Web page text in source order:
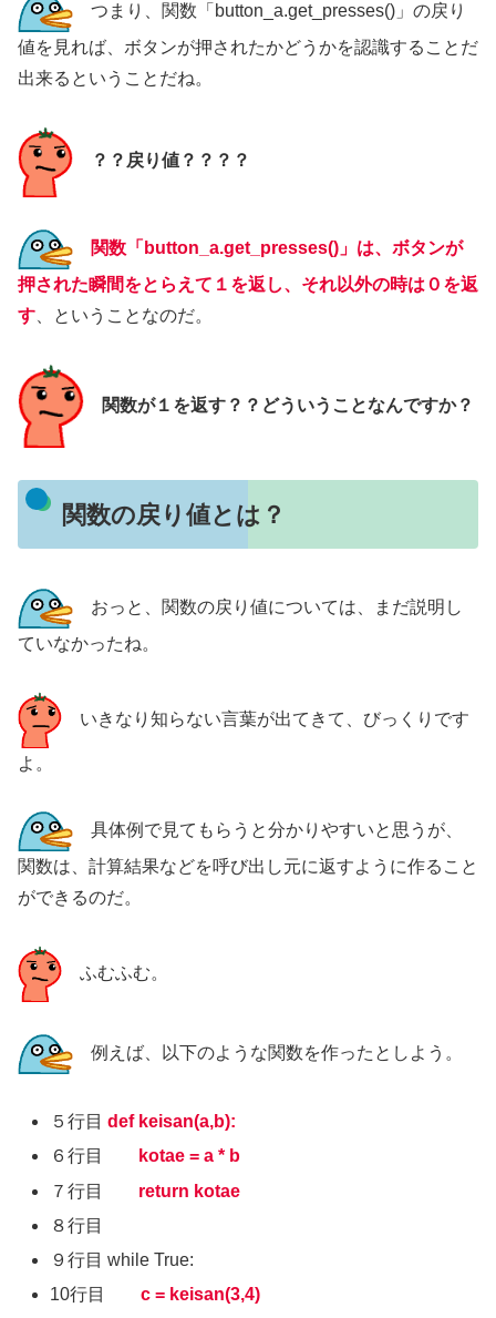
つまり、関数「button_a.get_presses()」の戻り
値を見れば、ボタンが押されたかどうかを認識することだ
出来るということだね。
？？戻り値？？？？
関数「button_a.get_presses()」は、ボタンが
押された瞬間をとらえて１を返し、それ以外の時は０を返
す 、ということなのだ。
関数が１を返す？？どういうことなんですか？
関数の戻り値とは？
おっと、関数の戻り値については、まだ説明し
ていなかったね。
いきなり知らない言葉が出てきて、びっくりです
よ。
具体例で見てもらうと分かりやすいと思うが、
関数は、計算結果などを呼び出し元に返すように作ること
ができるのだ。
ふむふむ。
例えば、以下のような関数を作ったとしよう。
５行目def keisan(a,b):
６行目
kotae = a * b
７行目 return kotae
８行目
９行目 while True:
10行目c = keisan(3,4)